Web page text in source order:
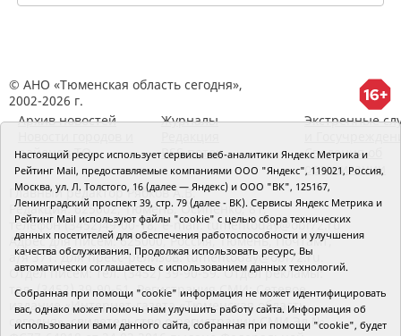
© АНО «Тюменская область сегодня»,
2002-2026 г.
Архив новостей
районов ТО
Журналы
RSS поток
Экстренные
Сведения об
организации
Главный редактор Рябков А.В.
Редакция: 625002, Тюмень, Осипенко, 81,
телефон (3452)49-00-18, e-mail: tumentoday@obl72.ru
Адрес для писем: 625000, Россия, Тюмень, Почтамт,
а/я 371. Для пресс-релизов: tumentoday@obl72.ru.
Отдел писем: тел. (3452) 39-90-59. Отдел рекламы:
тел. (3452) 39-90-51. Регистрация СМИ: Сетевое
издание «Интернет-газета «Тюменская область
сегодня», свидетельство о регистрации СМИ Эл №
Настоящий ресурс использует сервисы веб-аналитики Яндекс Метрика и
Рейтинг Mail, предоставляемые компаниями ООО "Яндекс", 119021, Россия,
Москва, ул. Л. Толстого, 16 (далее — Яндекс) и ООО "ВК", 125167,
Ленинградский проспект 39, стр. 79 (далее - ВК). Сервисы Яндекс Метрика и
Рейтинг Mail используют файлы "cookie" с целью сбора технических
данных посетителей для обеспечения работоспособности и улучшения
качества обслуживания. Продолжая использовать ресурс, Вы
автоматически соглашаетесь с использованием данных технологий.
Собранная при помощи "cookie" информация не может идентифицировать
вас, однако может помочь нам улучшить работу сайта. Информация об
использовании вами данного сайта, собранная при помощи "cookie", будет